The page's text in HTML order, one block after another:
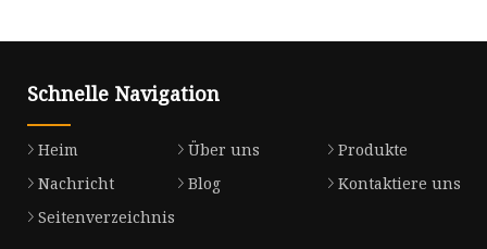
Schnelle Navigation
Heim Über uns
Produkte
Nachricht
Blog
Kontaktiere uns
Seitenverzeichnis